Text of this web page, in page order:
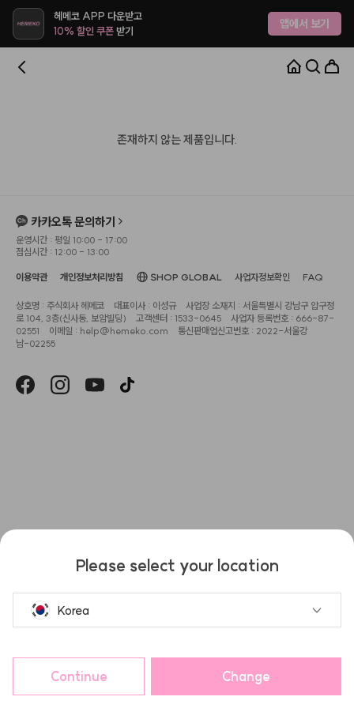
헤메코 APP 다운받고
10% 할인 쿠폰받기 앱에서 보기
존재하지 않는 제품입니다.
카카오톡 문의하기
운영시간 : 평일 10:00 - 17:00
점심시간 : 12:00 - 13:00
이용약관 개인정보처리방침 SHOP GLOBAL 사업자정보확인 FAQ
상호명 : 주식회사 헤메코 대표이사 : 이성규
사업장 소재지 : 서울특별시 강남구 압구정
로 104, 3층(신사동, 보암빌딩)
고객센터 : 1533-0645
사업자 등록번호 : 666-87-
02551
이메일 : help@hemeko.com
통신판매업신고번호 : 2022-서울강
남-02255
Please select your location
Korea
Continue Change